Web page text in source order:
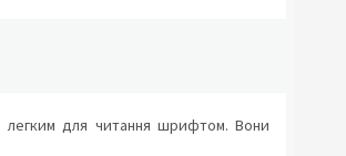
легким для читання шрифтом. Вони